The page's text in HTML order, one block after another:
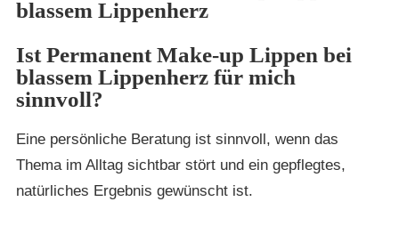
blassem Lippenherz
Ist Permanent Make-up Lippen bei
blassem Lippenherz für mich
sinnvoll?
Eine persönliche Beratung ist sinnvoll, wenn das
Thema im Alltag sichtbar stört und ein gepflegtes,
natürliches Ergebnis gewünscht ist.